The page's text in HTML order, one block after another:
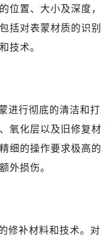
位置、大小及深度，
括对表蒙材质的识别
技术。
进行彻底的清洁和打
氧化层以及旧修复材
细的操作要求极高的
外损伤。
修补材料和技术。对